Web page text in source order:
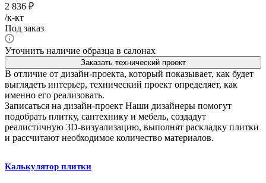
2 836 ₽
/к-кт
Под заказ
Уточнить наличие образца в салонах
Заказать технический проект
В отличие от дизайн-проекта, который показывает, как будет
выглядеть интерьер, технический проект определяет, как
именно его реализовать.
Записаться на дизайн-проект Наши дизайнеры помогут
подобрать плитку, сантехнику и мебель, создадут
реалистичную 3D-визуализацию, выполнят раскладку плитки
и рассчитают необходимое количество материалов.
Калькулятор плитки